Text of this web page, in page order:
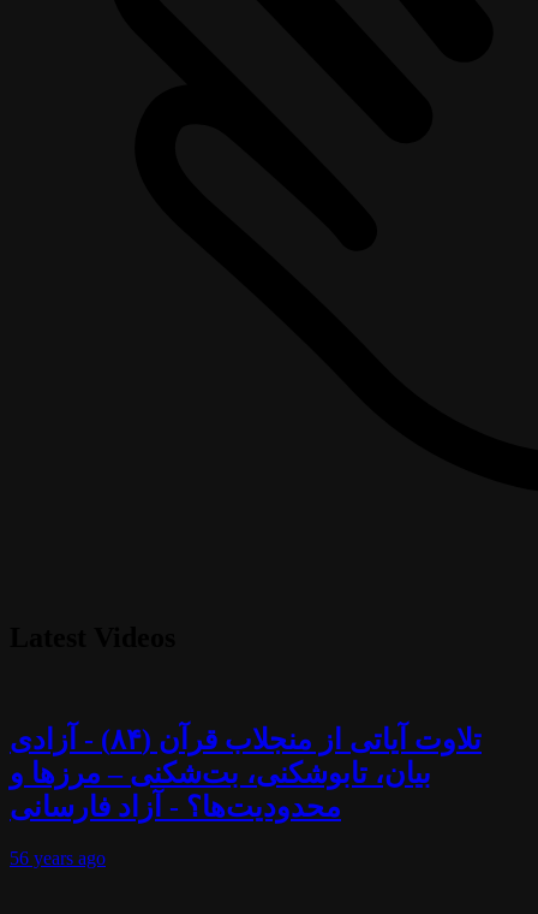
تلاوت آیاتی از منجلاب قرآن (۸۴) - آزادی
بیان، تابوشکنی، بت‌شکنی – مرزها و
محدودیت‌ها؟ - آزاد فارسانی
56 years ago